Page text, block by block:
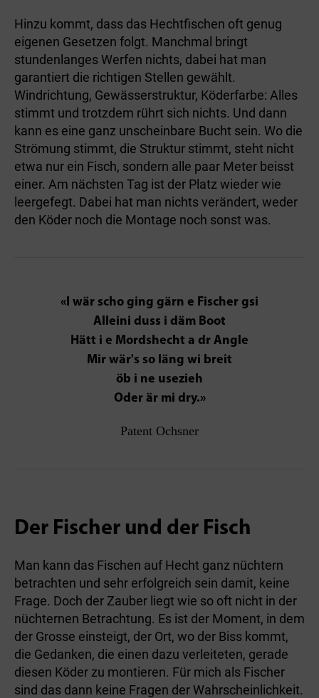
Hinzu kommt, dass das Hechtfischen oft genug
eigenen Gesetzen folgt. Manchmal bringt
stundenlanges Werfen nichts, dabei hat man
garantiert die richtigen Stellen gewählt.
Windrichtung, Gewässerstruktur, Köderfarbe: Alles
stimmt und trotzdem rührt sich nichts. Und dann
kann es eine ganz unscheinbare Bucht sein. Wo die
Strömung stimmt, die Struktur stimmt, steht nicht
etwa nur ein Fisch, sondern alle paar Meter beisst
einer. Am nächsten Tag ist der Platz wieder wie
leergefegt. Dabei hat man nichts verändert, weder
den Köder noch die Montage noch sonst was.
«I wär scho ging gärn e Fischer gsi
Alleini duss i däm Boot
Hätt i e Mordshecht a dr Angle
Mir wär's so läng wi breit
öb i ne usezieh
Oder är mi dry.»
Patent Ochsner
Der Fischer und der Fisch
Man kann das Fischen auf Hecht ganz nüchtern
betrachten und sehr erfolgreich sein damit, keine
Frage. Doch der Zauber liegt wie so oft nicht in der
nüchternen Betrachtung. Es ist der Moment, in dem
der Gros­se einsteigt, der Ort, wo der Biss kommt,
die Gedanken, die einen dazu verleiteten, gerade
diesen Köder zu montieren. Für mich als Fischer
sind das dann keine Fragen der Wahrscheinlichkeit.